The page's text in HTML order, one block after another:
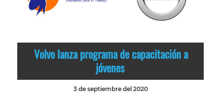
Volvo lanza programa de capacitación a
jóvenes
3 de septiembre del 2020